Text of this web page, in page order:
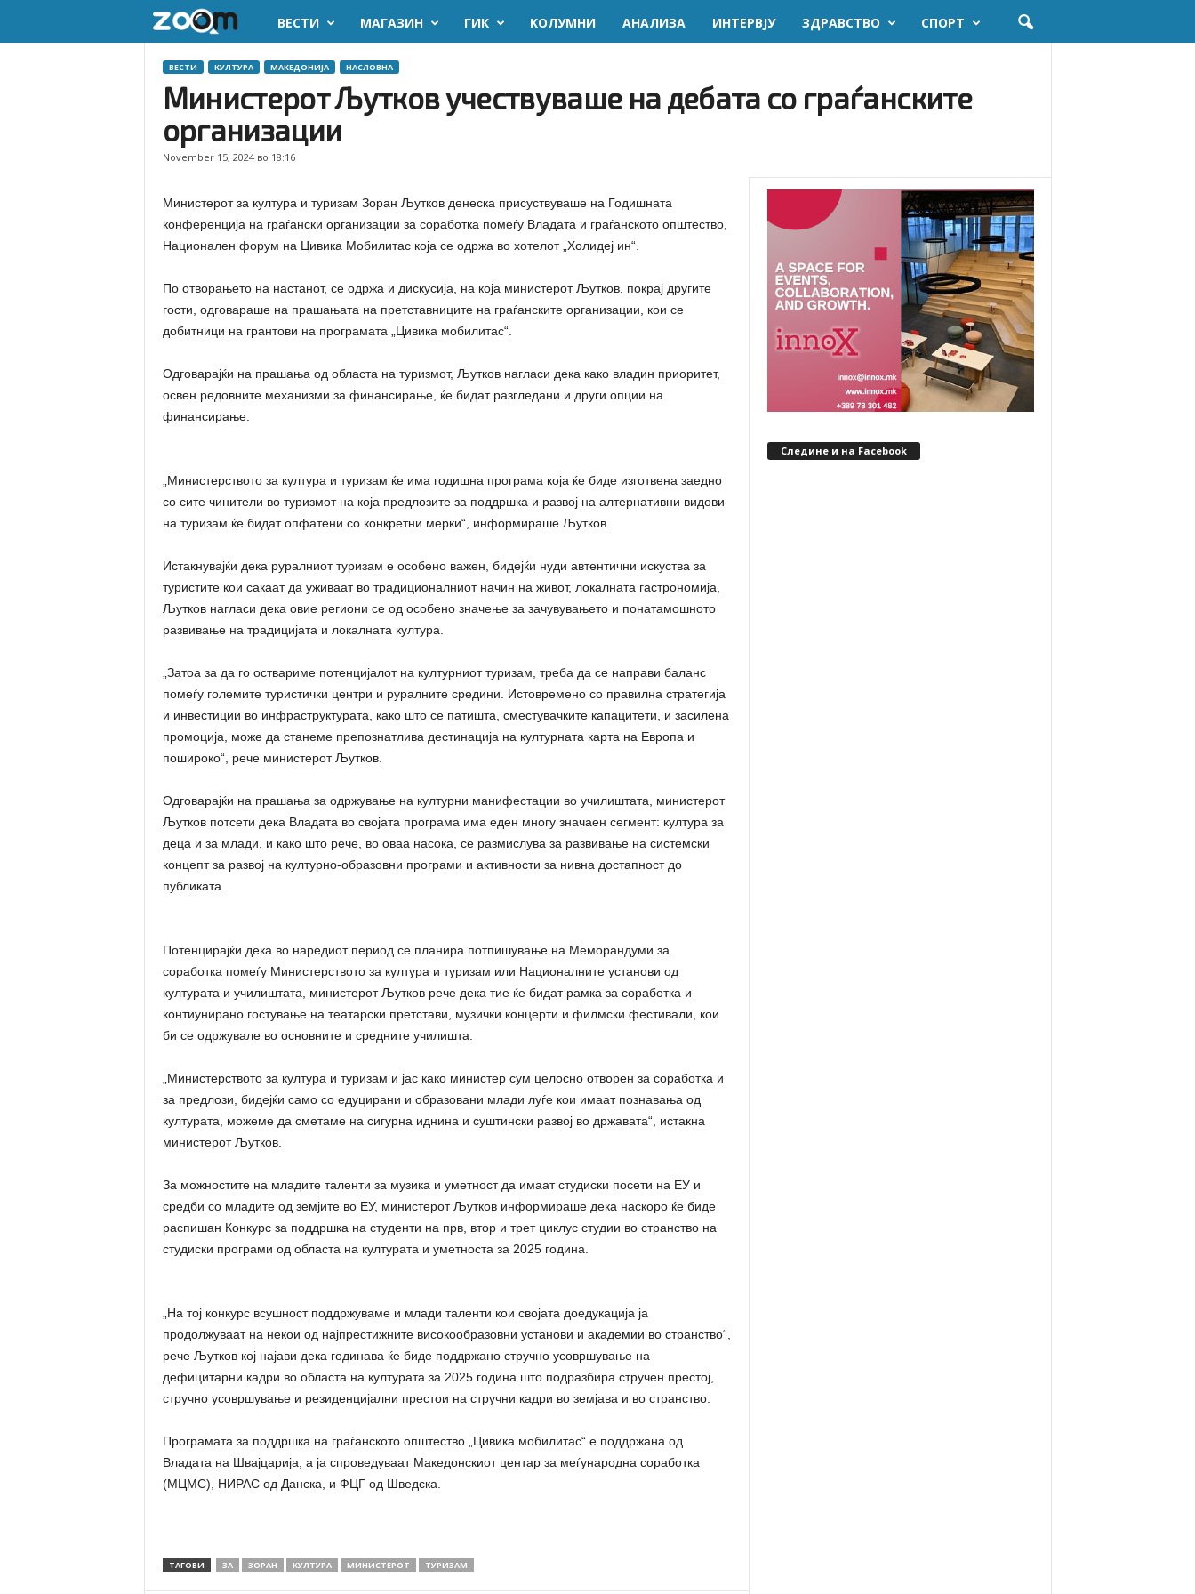
o
o
m
k
ВЕСТИ МАГАЗИН ГИК KОЛУМНИ AНАЛИЗА ИНТЕРВЈУ ЗДРАВСТВО СПОРТ
ВЕСТИ КУЛТУРА МАКЕДОНИЈА НАСЛОВНА
Министерот Љутков учествуваше на дебата со граѓанските
организации
November 15, 2024 во 18:16
Министерот за култура и туризам Зоран Љутков денеска присуствуваше на Годишната
конференција на граѓански организации за соработка помеѓу Владата и граѓанското општество,
Национален форум на Цивика Мобилитас која се одржа во хотелот „Холидеј ин“.
По отворањето на настанот, се одржа и дискусија, на која министерот Љутков, покрај другите
гости, одговараше на прашањата на претставниците на граѓанските организации, кои се
добитници на грантови на програмата „Цивика мобилитас“.
Одговарајќи на прашања од областа на туризмот, Љутков нагласи дека како владин приоритет,
освен редовните механизми за финансирање, ќе бидат разгледани и други опции на
финансирање.
„Министерството за култура и туризам ќе има годишна програма која ќе биде изготвена заедно
со сите чинители во туризмот на која предлозите за поддршка и развој на алтернативни видови
на туризам ќе бидат опфатени со конкретни мерки“, информираше Љутков.
Истакнувајќи дека руралниот туризам е особено важен, бидејќи нуди автентични искуства за
туристите кои сакаат да уживаат во традиционалниот начин на живот, локалната гастрономија,
Љутков нагласи дека овие региони се од особено значење за зачувувањето и понатамошното
развивање на традицијата и локалната култура.
„Затоа за да го оствариме потенцијалот на културниот туризам, треба да се направи баланс
помеѓу големите туристички центри и руралните средини. Истовремено со правилна стратегија
и инвестиции во инфраструктурата, како што се патишта, сместувачките капацитети, и засилена
промоција, може да станеме препознатлива дестинација на културната карта на Европа и
пошироко“, рече министерот Љутков.
Одговарајќи на прашања за одржување на културни манифестации во училиштата, министерот
Љутков потсети дека Владата во својата програма има еден многу значаен сегмент: култура за
деца и за млади, и како што рече, во оваа насока, се размислува за развивање на системски
концепт за развој на културно-образовни програми и активности за нивна достапност до
публиката.
Потенцирајќи дека во наредиот период се планира потпишување на Меморандуми за
соработка помеѓу Министерството за култура и туризам или Националните установи од
културата и училиштата, министерот Љутков рече дека тие ќе бидат рамка за соработка и
контиунирано гостување на театарски претстави, музички концерти и филмски фестивали, кои
би се одржувале во основните и средните училишта.
„Министерството за култура и туризам и јас како министер сум целосно отворен за соработка и
за предлози, бидејќи само со едуцирани и образовани млади луѓе кои имаат познавања од
културата, можеме да сметаме на сигурна иднина и суштински развој во државата“, истакна
министерот Љутков.
За можностите на младите таленти за музика и уметност да имаат студиски посети на ЕУ и
средби со младите од земјите во ЕУ, министерот Љутков информираше дека наскоро ќе биде
распишан Конкурс за поддршка на студенти на прв, втор и трет циклус студии во странство на
студиски програми од областа на културата и уметноста за 2025 година.
„На тој конкурс всушност поддржуваме и млади таленти кои својата доедукација ја
продолжуваат на некои од најпрестижните високообразовни установи и академии во странство“,
рече Љутков кој најави дека годинава ќе биде поддржано стручно усовршување на
дефицитарни кадри во областа на културата за 2025 година што подразбира стручен престој,
стручно усовршување и резиденцијални престои на стручни кадри во земјава и во странство.
Програмата за поддршка на граѓанското општество „Цивика мобилитас“ е поддржана од
Владата на Швајцарија, а ја спроведуваат Македонскиот центар за меѓународна соработка
(МЦМС), НИРАС од Данска, и ФЦГ од Шведска.
ТАГОВИ ЗА ЗОРАН КУЛТУРА МИНИСТЕРОТ ТУРИЗАМ
Следине и на Facebook